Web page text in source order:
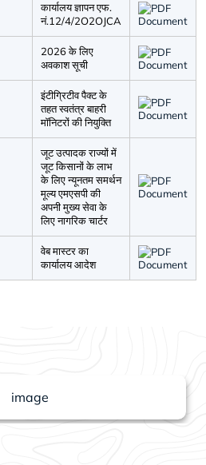
कार्यालय ज्ञापन एफ.
नं.12/4/2O2OJCA
2026 के लिए
अवकाश सूची
इंटीग्रिटीव पैक्ट के
तहत स्वतंत्र बाहरी
मॉनिटरों की नियुक्ति
जूट उत्पादक राज्यों में
जूट किसानों के लाभ
के लिए न्यूनतम समर्थन
मूल्य एमएसपी की
अपनी मुख्य सेवा के
लिए नागरिक चार्टर
वेब मास्टर का
कार्यालय आदेश